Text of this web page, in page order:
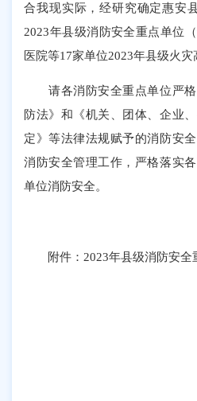
合我现实际，经研究确定惠安
2023年县级消防安全重点单位
医院等17家单位2023年县级火灾
请各消防安全重点单位严格
防法》和《机关、团体、企业
定》等法律法规赋予的消防安
消防安全管理工作，严格落实
单位消防安全。
附件：2023年县级消防安全